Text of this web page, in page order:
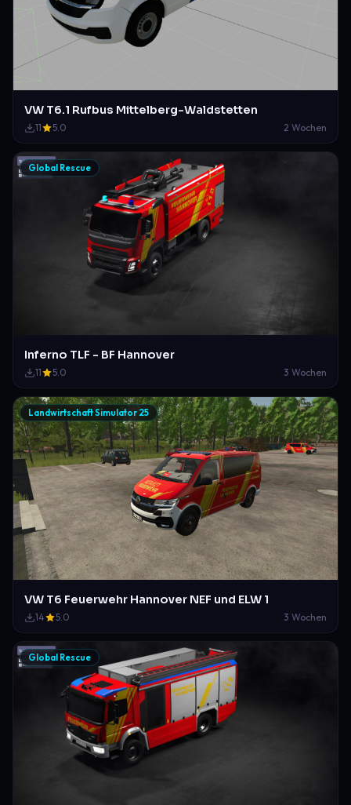
VW T6.1 Rufbus Mittelberg-Waldstetten
11 5.0 2 Wochen
Global Rescue
Inferno TLF - BF Hannover
11 5.0 3 Wochen
Landwirtschaft Simulator 25
VW T6 Feuerwehr Hannover NEF und ELW 1
14 5.0 3 Wochen
Global Rescue